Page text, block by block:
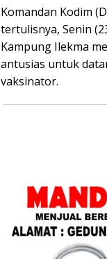
Komandan Kodim
tertulisnya, Senin
Kampung Ilekma
antusias untuk
vaksinator.